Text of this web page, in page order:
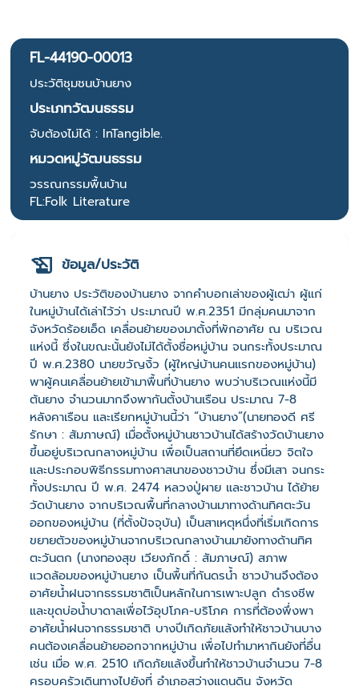
FL-44190-00013
ประวัติชุมชนบ้านยาง
ประเภทวัฒนธรรม
จับต้องไม่ได้ : InTangible.
หมวดหมู่วัฒนธรรม
วรรณกรรมพื้นบ้าน
FL:Folk Literature
ข้อมูล/ประวัติ
บ้านยาง ประวัติของบ้านยาง จากคำบอกเล่าของผู้เฒ่า ผู้แก่
ในหมู่บ้านได้เล่าไว้ว่า ประมาณปี พ.ศ.2351 มีกลุ่มคนมาจาก
จังหวัดร้อยเอ็ด เคลื่อนย้ายของมาตั้งที่พักอาศัย ณ บริเวณ
แห่งนี้ ซึ่งในขณะนั้นยังไม่ได้ตั้งชื่อหมู่บ้าน จนกระทั้งประมาณ
ปี พ.ศ.2380 นายขวัญงิ้ว (ผู้ใหญ่บ้านคนแรกของหมู่บ้าน)
พาผู้คนเคลื่อนย้ายเข้ามาพื้นที่บ้านยาง พบว่าบริเวณแห่งนี้มี
ต้นยาง จำนวนมากจึงพากันตั้งบ้านเรือน ประมาณ 7-8
หลังคาเรือน และเรียกหมู่บ้านนี้ว่า “บ้านยาง”(นายทองดี ศรี
รักษา : สัมภาษณ์) เมื่อตั้งหมู่บ้านชาวบ้านได้สร้างวัดบ้านยาง
ขึ้นอยู่บริเวณกลางหมู่บ้าน เพื่อเป็นสถานที่ยึดเหนี่ยว จิตใจ
และประกอบพิธีกรรมทางศาสนาของชาวบ้าน ซึ่งมีเสา จนกระ
ทั้งประมาณ ปี พ.ศ. 2474 หลวงปู่ผาย และชาวบ้าน ได้ย้าย
วัดบ้านยาง จากบริเวณพื้นที่กลางบ้านมาทางด้านทิศตะวัน
ออกของหมู่บ้าน (ที่ตั้งปัจจุบัน) เป็นสาเหตุหนึ่งที่เริ่มเกิดการ
ขยายตัวของหมู่บ้านจากบริเวณกลางบ้านมายังทางด้านทิศ
ตะวันตก (นางทองสุข เวียงภักดิ์ : สัมภาษณ์) สภาพ
แวดล้อมของหมู่บ้านยาง เป็นพื้นที่กันดรน้ำ ชาวบ้านจึงต้อง
อาศัยน้ำฝนจากธรรมชาติเป็นหลักในการเพาะปลูก ดำรงชีพ
และขุดบ่อน้ำบาดาลเพื่อไว้อุปโภค-บริโภค การที่ต้องพึ่งพา
อาศัยน้ำฝนจากธรรมชาติ บางปีเกิดภัยแล้งทำให้ชาวบ้านบาง
คนต้องเคลื่อนย้ายออกจากหมู่บ้าน เพื่อไปทำมาหากินยังที่อื่น
เช่น เมื่อ พ.ศ. 2510 เกิดภัยแล้งขึ้นทำให้ชาวบ้านจำนวน 7-8
ครอบครัวเดินทางไปยังที่ อำเภอสว่างแดนดิน จังหวัด